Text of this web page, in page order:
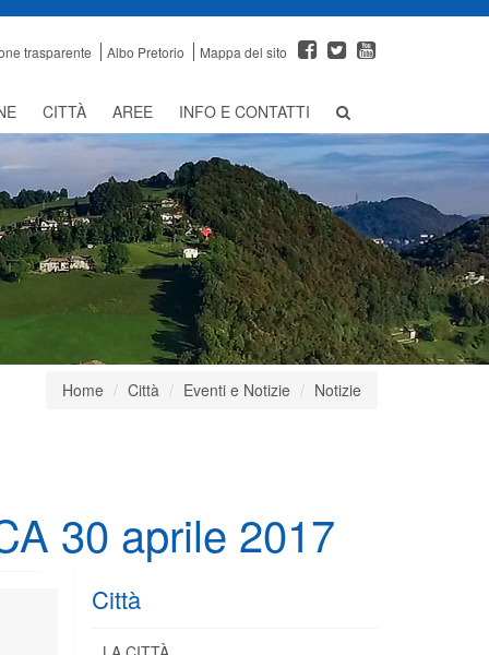
trasparente Albo Pretorio Mappa del sito
CITTÀ AREE INFO E CONTATTI
Home Città Eventi e Notizie Notizie
30 aprile 2017
Città